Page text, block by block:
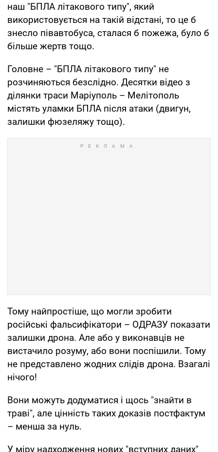
наш "БПЛА літакового типу", який
використовується на такій відстані, то це б
знесло півавтобуса, сталася б пожежа, було б
більше жертв тощо.
Головне – "БПЛА літакового типу" не
розчиняються безслідно. Десятки відео з
ділянки траси Маріуполь – Мелітополь
містять уламки БПЛА після атаки (двигун,
залишки фюзеляжу тощо).
Тому найпростіше, що могли зробити
російські фальсифікатори – ОДРАЗУ показати
залишки дрона. Але або у виконавців не
вистачило розуму, або вони поспішили. Тому
не представлено жодних слідів дрона. Взагалі
нічого!
Вони можуть додуматися і щось "знайти в
траві", але цінність таких доказів постфактум
– менша за нуль.
У міру надходження нових "вступних даних"